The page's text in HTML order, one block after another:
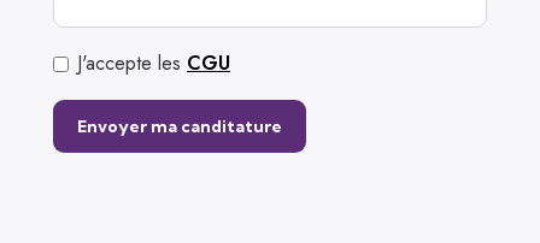
J'accepte les CGU